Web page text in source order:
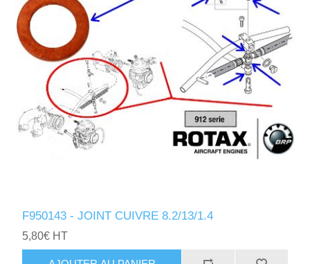
F950143 - JOINT CUIVRE 8.2/13/1.4
5,80€ HT